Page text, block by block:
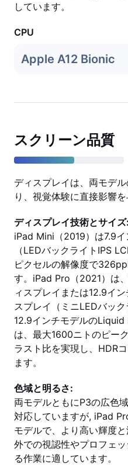
しています。
CPU
Apple A12 Bionic
スクリーン品質
ディスプレイは、両モデ
り、視覚体験に直接影響を
ディスプレイ技術とサイズ:
iPad Mini（2019）は7.9
（LEDバックライトIPS
ピクセルの解像度で
す。iPad Pro（2021）は
ィスプレイまたは12.9イ
スプレイ（ミニLEDバック
12.9インチモデルのLiquid
は、最大1600ニトのピー
ラスト比を実現し、HDR
ます。
色域と明るさ:
両モデルともにP3の広色
対応していますが, iPad
モデルで、より高い輝度
外での視認性やプロフェ
る作業に適しています。